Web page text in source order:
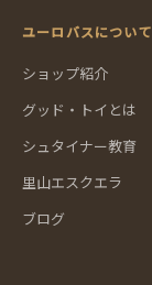
ユーロバスについて
ショップ紹介
グッド・トイとは
シュタイナー教育
里山エスクエラ
ブログ